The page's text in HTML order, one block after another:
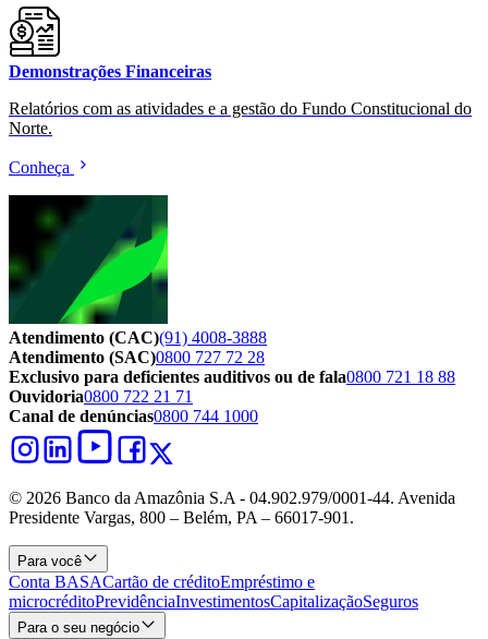
Demonstrações Financeiras
Relatórios com as atividades e a gestão do Fundo Constitucional do
Norte.
Conheça
Atendimento (CAC)(91) 4008-3888
Atendimento (SAC)0800 727 72 28
Exclusivo para deficientes auditivos ou de fala0800 721 18 88
Ouvidoria0800 722 21 71
Canal de denúncias0800 744 1000
© 2026 Banco da Amazônia S.A - 04.902.979/0001‐44. Avenida
Presidente Vargas, 800 – Belém, PA – 66017-901.
Para você
Conta BASACartão de créditoEmpréstimo e
microcréditoPrevidênciaInvestimentosCapitalizaçãoSeguros
Para o seu negócio